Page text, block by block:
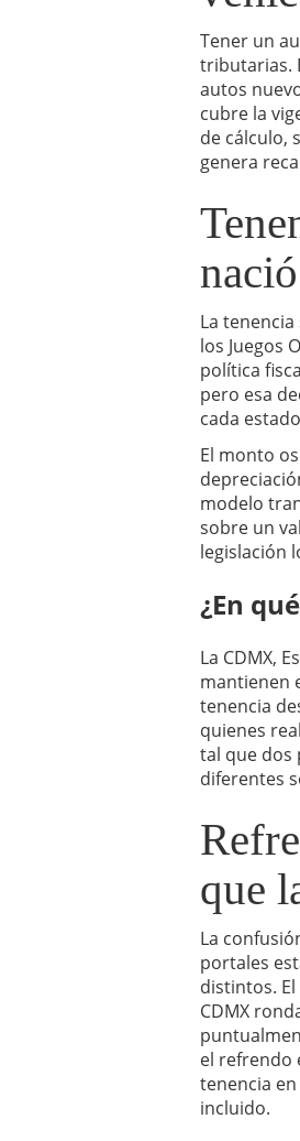
Tener un
tributarias.
autos
cubre la
de cálculo,
genera
La
los Juegos
política
pero esa
cada
El monto
modelo
sobre un
legislación
¿En
La CDMX,
mantienen
tenencia
quienes
tal que dos
diferentes
que
La
portales
distintos.
CDMX
el refrendo
tenencia
incluido.